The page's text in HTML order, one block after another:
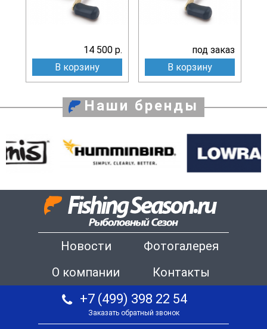
14 500 р.
В корзину
под заказ
В корзину
Наши бренды
Новости
Фотогалерея
О компании
Контакты
+7 (499) 398 22 54
Заказать обратный звонок